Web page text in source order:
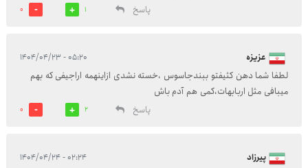
پاسخ
1
0
عزیزه ۰۵:۲۰ - ۱۴۰۴/۰۴/۲۳
لطفا شما دهن کثیفتو ببندجاسوس ،خسته نشدی ازاینهمه اراجیفی که بهم
میبافی مثل اربابهات،کمی هم آدم باش
پاسخ
2
0
پیرزاد ۰۲:۲۴ - ۱۴۰۴/۰۴/۲۴